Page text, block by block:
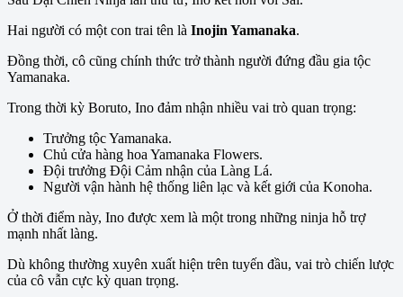
Hai người có một con trai tên là Inojin Yamanaka.
Đồng thời, cô cũng chính thức trở thành người đứng đầu gia tộc
Yamanaka.
Trong thời kỳ Boruto, Ino đảm nhận nhiều vai trò quan trọng:
Trưởng tộc Yamanaka.
Chủ cửa hàng hoa Yamanaka Flowers.
Đội trưởng Đội Cảm nhận của Làng Lá.
Người vận hành hệ thống liên lạc và kết giới của Konoha.
Ở thời điểm này, Ino được xem là một trong những ninja hỗ trợ
mạnh nhất làng.
Dù không thường xuyên xuất hiện trên tuyến đầu, vai trò chiến lược
của cô vẫn cực kỳ quan trọng.